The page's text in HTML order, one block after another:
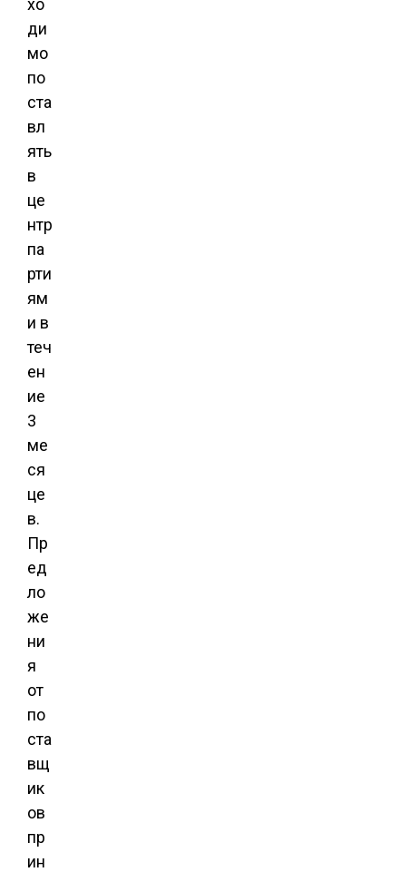
хо
ди
мо
по
ста
вл
ять
в
це
нтр
па
рти
ям
и в
теч
ен
ие
3
ме
ся
це
в.
Пр
ед
ло
же
ни
я
от
по
ста
вщ
ик
ов
пр
ин